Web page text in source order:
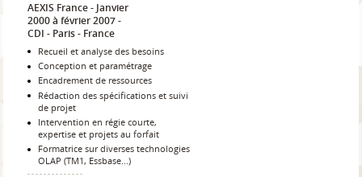
AEXIS France
Janvier
2000 à février 2007
CDI
Paris France
Recueil et analyse des besoins
Conception et paramétrage
Encadrement de ressources
Rédaction des spécifications et suivi
de projet
Intervention en régie courte,
expertise et projets au forfait
Formatrice sur diverses technologies
OLAP (TM1, Essbase...)